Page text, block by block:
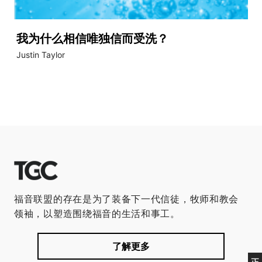
我为什么相信唯独信而受洗？
Justin Taylor
福音联盟的存在是为了装备下一代信徒，牧师和教会
领袖，以塑造围绕福音的生活和事工。
了解更多